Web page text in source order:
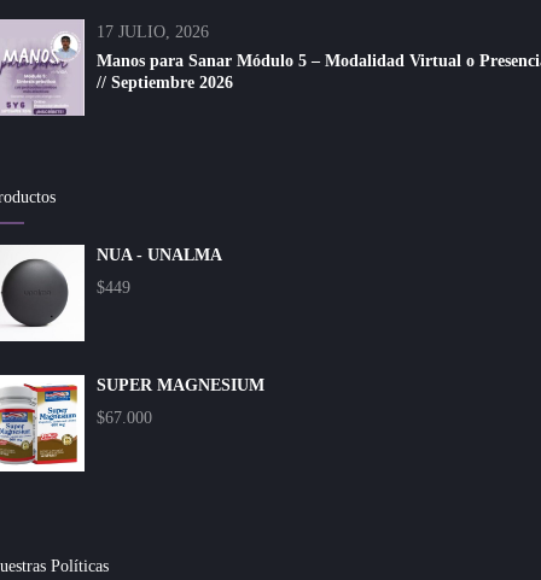
17 JULIO, 2026
Manos para Sanar Módulo 5 – Modalidad Virtual o
// Septiembre 2026
NUA - UNALMA
$449
SUPER MAGNESIUM
$67.000
Políticas